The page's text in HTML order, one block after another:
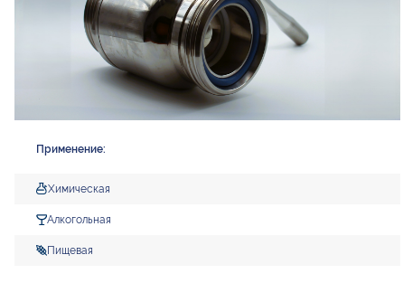
Применение:
Химическая
Алкогольная
Пищевая